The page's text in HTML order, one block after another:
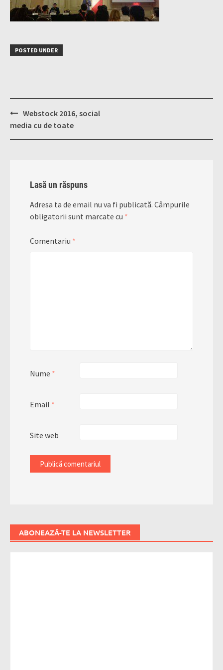
POSTED UNDER
Post
navigation
Webstock 2016, social
media cu de toate
Lasă un răspuns
Adresa ta de email nu va fi publicată. Câmpurile
obligatorii sunt marcate cu *
Comentariu *
Nume *
Email *
Site web
ABONEAZĂ-TE LA NEWSLETTER